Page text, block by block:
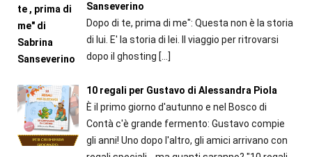
Sanseverino
Dopo di te, prima di me": Questa non è la storia
di lui. E' la storia di lei. Il viaggio per ritrovarsi
dopo il ghosting […]
10 regali per Gustavo di Alessandra Piola
È il primo giorno d'autunno e nel Bosco di
Contà c'è grande fermento: Gustavo compie
gli anni! Uno dopo l'altro, gli amici arrivano con